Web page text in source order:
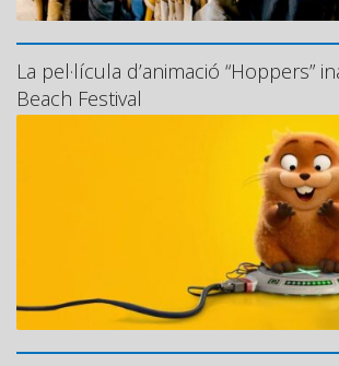
La pel·lícula d’animació “Hoppers”
Beach Festival